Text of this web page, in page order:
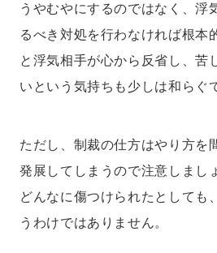
うやむやにするのではなく、浮
るべき対処を行わなければ根本
と浮気相手が心から反省し、苦
いという気持ちも少しは和らぐ
ただし、制裁の仕方はやり方を
発展してしまうので注意しまし
どんなに傷つけられたとしても
うわけではありません。